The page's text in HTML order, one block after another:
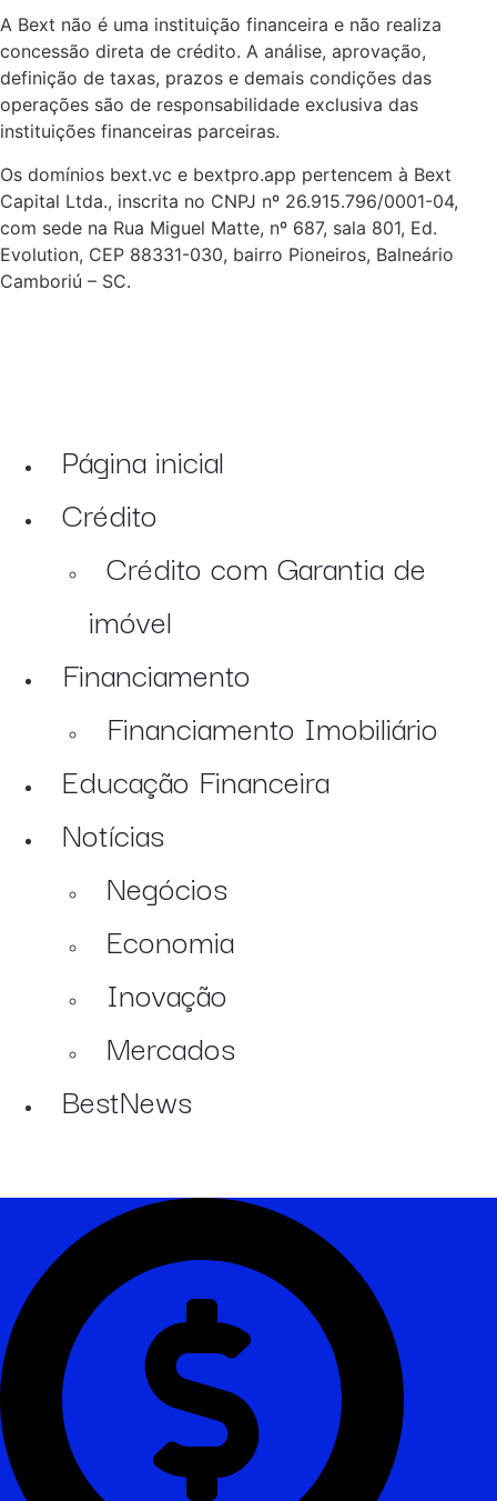
A Bext não é uma instituição financeira e não realiza
concessão direta de crédito. A análise, aprovação,
definição de taxas, prazos e demais condições das
operações são de responsabilidade exclusiva das
instituições financeiras parceiras.
Os domínios bext.vc e bextpro.app pertencem à Bext
Capital Ltda., inscrita no CNPJ nº 26.915.796/0001-04,
com sede na Rua Miguel Matte, nº 687, sala 801, Ed.
Evolution, CEP 88331-030, bairro Pioneiros, Balneário
Camboriú – SC.
Página inicial
Crédito
Crédito com Garantia de
imóvel
Financiamento
Financiamento Imobiliário
Educação Financeira
Notícias
Negócios
Economia
Inovação
Mercados
BestNews